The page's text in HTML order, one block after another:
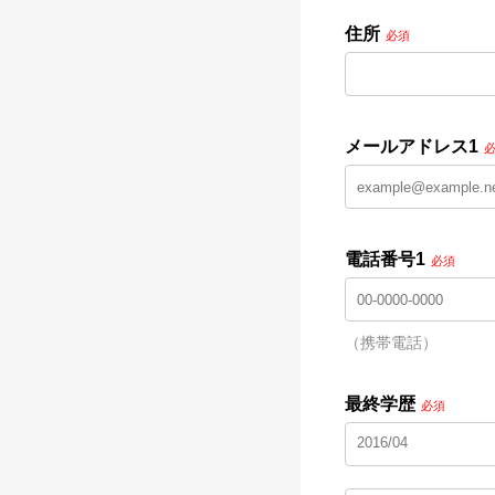
住所 必須
メールアドレス1
電話番号1 必須
（携帯電話）
最終学歴 必須